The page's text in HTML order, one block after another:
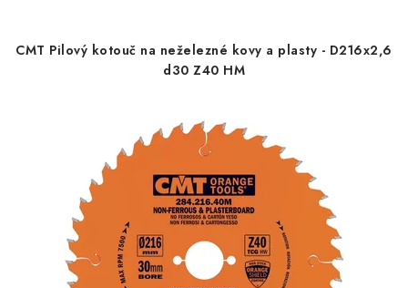
CMT Pilový kotouč na neželezné kovy a plasty - D216x2,6
d30 Z40 HM